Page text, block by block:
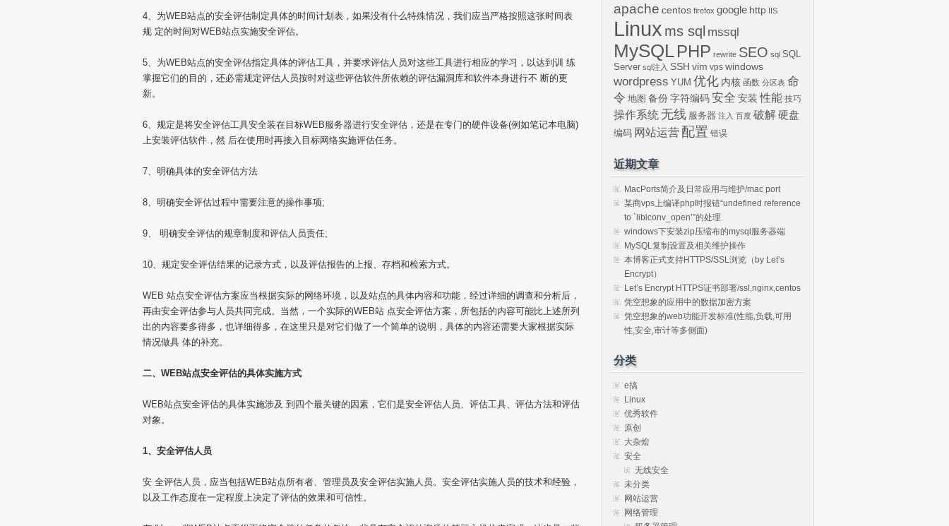
4、为WEB站点的安全评估制定具体的时间计划表，如果没有什么特殊情况，我们应当严格按照这张时间表
规 定的时间对WEB站点实施安全评估。
5、为WEB站点的安全评估指定具体的评估工具，并要求评估人员对这些工具进行相应的学习，以达到训 练
掌握它们的目的，还必需规定评估人员按时对这些评估软件所依赖的评估漏洞库和软件本身进行不 断的更
新。
6、规定是将安全评估工具安全装在目标WEB服务器进行安全评估，还是在专门的硬件设备(例如笔记本电脑)
上安装评估软件，然 后在使用时再接入目标网络实施评估任务。
7、明确具体的安全评估方法
8、明确安全评估过程中需要注意的操作事项;
9、 明确安全评估的规章制度和评估人员责任;
10、规定安全评估结果的记录方式，以及评估报告的上报、存档和检索方式。
WEB 站点安全评估方案应当根据实际的网络环境，以及站点的具体内容和功能，经过详细的调查和分析后，
再由安全评估参与人员共同完成。当然，一个实际的WEB站 点安全评估方案，所包括的内容可能比上述所列
出的内容要多得多，也详细得多，在这里只是对它们做了一个简单的说明，具体的内容还需要大家根据实际
情况做具 体的补充。
二、WEB站点安全评估的具体实施方式
WEB站点安全评估的具体实施涉及 到四个最关键的因素，它们是安全评估人员、评估工具、评估方法和评估
对象。
1、安全评估人员
安 全评估人员，应当包括WEB站点所有者、管理员及安全评估实施人员。安全评估实施人员的技术和经验，
以及工作态度在一定程度上决定了评估的效果和可信性。
apache centos firefox google http IIS
Linux ms sql mssql
MySQLPHP rewrite SEO sql SQL
Server sql注入 SSH vim vps windows
wordpress YUM 优化 内核 函数 分区表 命
令 地图 备份 字符编码 安全 安装 性能 技巧
操作系统 无线 服务器 注入 百度 破解硬盘
编码 网站运营 配置 错误
近期文章
MacPorts简介及日常应用与维护/mac port
某商vps上编译php时报错“undefined reference
to `libiconv_open’”的处理
windows下安装zip压缩布的mysql服务器端
MySQL复制设置及相关维护操作
本博客正式支持HTTPS/SSL浏览（by Let’s
Encrypt）
Let’s Encrypt HTTPS证书部署/ssl,nginx,centos
凭空想象的应用中的数据加密方案
凭空想象的web功能开发标准(性能,负载,可用
性,安全,审计等多侧面)
分类
e搞
Linux
优秀软件
原创
大杂烩
安全
无线安全
未分类
网站运营
网络管理